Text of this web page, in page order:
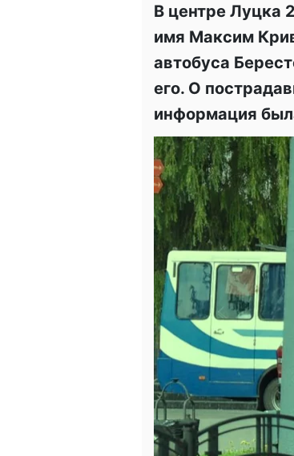
В центре Луцка
имя Максим
автобуса
его. О
информация